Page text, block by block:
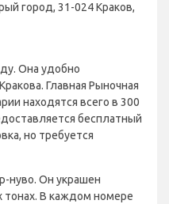
город, 31-024 Краков,
Она удобно
Главная Рыночная
находятся всего в 300
бесплатный
но требуется
нуво. Он украшен
В каждом номере